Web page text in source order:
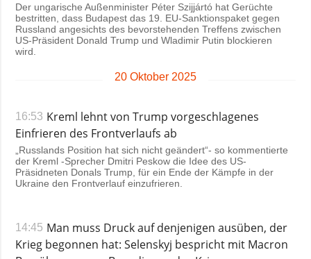
Der ungarische Außenminister Péter Szijjártó hat Gerüchte
bestritten, dass Budapest das 19. EU-Sanktionspaket gegen
Russland angesichts des bevorstehenden Treffens zwischen
US-Präsident Donald Trump und Wladimir Putin blockieren
wird.
20 Oktober 2025
16:53 Kreml lehnt von Trump vorgeschlagenes
Einfrieren des Frontverlaufs ab
„Russlands Position hat sich nicht geändert“- so kommentierte
der Kreml -Sprecher Dmitri Peskow die Idee des US-
Präsidneten Donals Trump, für ein Ende der Kämpfe in der
Ukraine den Frontverlauf einzufrieren.
14:45 Man muss Druck auf denjenigen ausüben, der
Krieg begonnen hat: Selenskyj bespricht mit Macron